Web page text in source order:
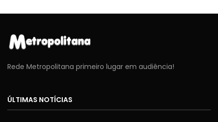
Rede Metropolitana primeiro lugar em audiência!
ÚLTIMAS NOTÍCIAS